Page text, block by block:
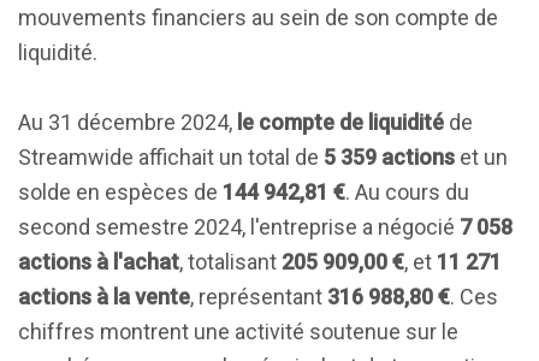
mouvements financiers au sein de son compte de
liquidité.
Au 31 décembre 2024, le compte de liquidité de
Streamwide affichait un total de 5 359 actions et un
solde en espèces de 144 942,81 €. Au cours du
second semestre 2024, l'entreprise a négocié 7 058
actions à l'achat, totalisant 205 909,00 €, et 11 271
actions à la vente, représentant 316 988,80 €. Ces
chiffres montrent une activité soutenue sur le